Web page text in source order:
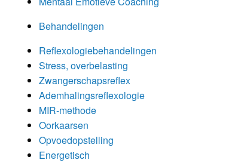
Behandelingen
Reflexologiebehandelingen
Stress, overbelasting
Zwangerschapsreflex
Ademhalingsreflexologie
MIR-methode
Oorkaarsen
Opvoedopstelling
Energetisch